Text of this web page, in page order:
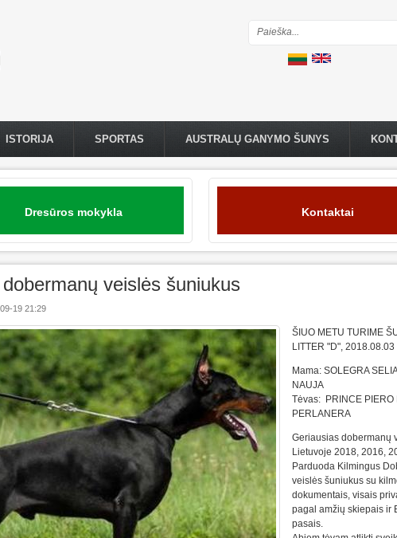
Paieškos forma
ISTORIJA SPORTAS AUSTRALŲ GANYMO ŠUNYS
Dresūros mokykla Kontaktai
veislės šuniukus
19 21:29
ŠIUO METU TURIME
LITTER "D", 2018.08.03
Mama: SOLEGRA
NAUJA
Tėvas: PRINCE PIERO
PERLANERA
Geriausias dobermanų
Lietuvoje 2018, 2016,
Parduoda Kilmingus
veislės šuniukus su
dokumentais, visais
pagal amžių skiepais ir
pasais.